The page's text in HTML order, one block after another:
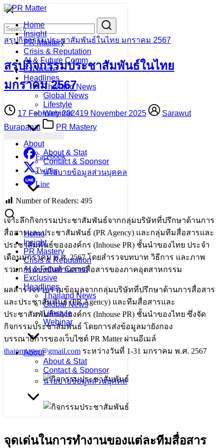
Skip
contentHome
Insight
PR Mastery
Crisis & Reputation
AI & Future Comm
Exclusive
Headlines
Thailand News
Global News
Lifestyle
Webinar
About
About & Stat
Contact & Sponsor
นโยบายข้อมูลส่วนบุคคล
Home
Insight
PR Mastery
Crisis & Reputation
AI & Future Comm
Exclusive
Headlines
Thailand News
Global News
Lifestyle
Webinar
About
About & Stat
Contact & Sponsor
นโยบายข้อมูลส่วนบุคคล
Search
for:
สรุปกิจกรรมประชาสัมพันธ์ในไทย มกราคม 2567
สรุปกิจกรรมประชาสัมพันธ์ในไทย
มกราคม 2567
17 February 202419 November 2025
Sarawut
Burapapat
PR Mastery
Facebook
Twitter
Line
Number of Readers: 495
เจาะลึกกิจกรรมประชาสัมพันธ์จากกลุ่มบริษัทที่ปรึกษาด้านการ
สื่อสารและประชาสัมพันธ์ (PR Agency) และกลุ่มทีมสื่อสารและ
ประชาสัมพันธ์ขององค์กร (Inhouse PR) ชั้นนำของไทย ประจำ
เดือนมกราคม พ.ศ. 2567 โดยสำรวจบทบาท วิธีการ และภาพ
รวมการแข่งขันด้านการสื่อสารของภาคอุตสาหกรรม
ผลสำรวจรวบรวมข้อมูลจากกลุ่มบริษัทที่ปรึกษาด้านการสื่อสาร
และประชาสัมพันธ์ (PR Agency) และทีมสื่อสารและ
ประชาสัมพันธ์ขององค์กร (Inhouse PR) ชั้นนำของไทย ซึ่งจัด
กิจกรรมประชาสัมพันธ์ โดยการส่งข้อมูลมายังกอง
บรรณาธิการของเว็บไซต์ PR Matter ผ่านอีเมล์
thaiprmatter@gmail.com ระหว่างวันที่ 1-31 มกราคม พ.ศ. 2567
จุดเด่นในการทำงานของแต่ละทีมสื่อสาร